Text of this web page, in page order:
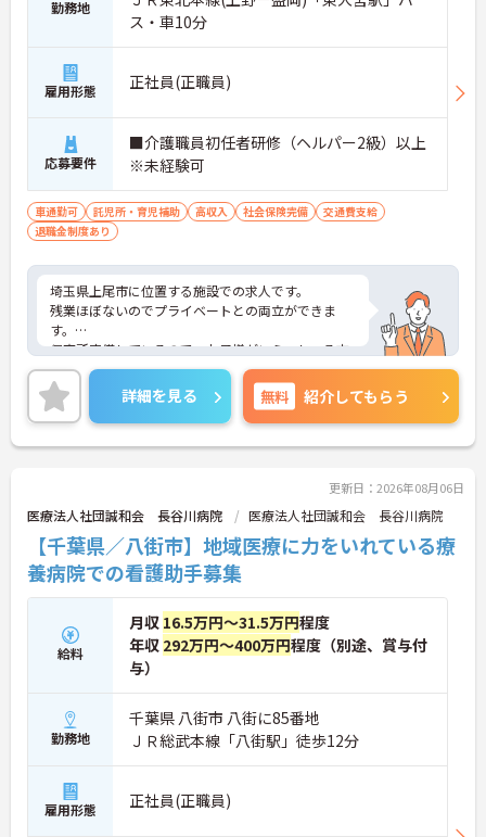
勤務地
ス・車10分
雇用形態 正社員(正職員)
応募要件
■介護職員初任者研修（ヘルパー2級）以上
※未経験可
車通勤可 託児所・育児補助 高収入 社会保険完備
交通費支給
退職金制度あり
埼玉県上尾市に位置する施設での求人です。
残業ほぼないのでプライベートとの両立ができま
す。
保育所完備しているので、お子様がいらっしゃる方
でも安心してご就業していただけます。
ご興味のある方は、お気軽にお問い合わせくださ
い。
詳細を見る 無料 紹介してもらう
更新日：2026年08月06日
医療法人社団誠和会 長谷川病院 医療法人社団誠和会 長谷川病院
【千葉県／八街市】地域医療に力をいれている療
養病院での看護助手募集
給料
月収 16.5万円～31.5万円程度
年収 292万円～400万円程度（別途、賞与付
与）
勤務地
千葉県 八街市 八街に85番地
ＪＲ総武本線「八街駅」徒歩12分
雇用形態 正社員(正職員)